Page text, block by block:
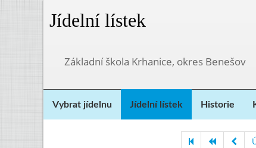
Jídelní lístek
Základní škola Krhanice, okres Benešov
Vybrat jídelnu Jídelní lístek Historie